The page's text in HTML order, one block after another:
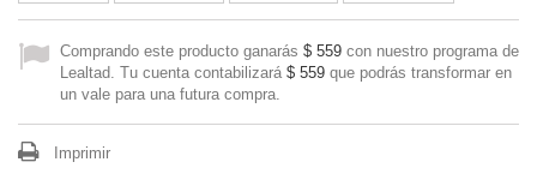
Comprando este producto ganarás $ 559 con nuestro programa de
Lealtad. Tu cuenta contabilizará $ 559 que podrás transformar en
un vale para una futura compra.
Imprimir